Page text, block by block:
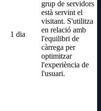
1 dia
grup de servidors
està servint el
visitant. S'utilitza
en relació amb
l'equilibri de
càrrega per
optimitzar
l'experiència de
l'usuari.